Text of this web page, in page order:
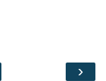
›